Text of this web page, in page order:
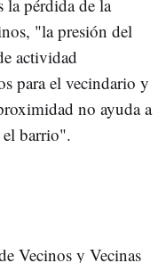
la pérdida de la
"la presión del
actividad
para el vecindario y
no ayuda a
el barrio".
Vecinos y Vecinas